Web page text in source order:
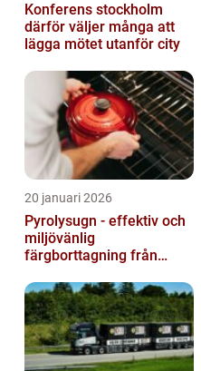
Konferens stockholm
därför väljer många att
lägga mötet utanför city
20 januari 2026
Pyrolysugn - effektiv och
miljövänlig
färgborttagning från